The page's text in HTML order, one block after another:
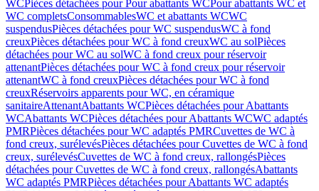
WCPièces détachées pour Pour abattants WCPour abattants WC et
WC completsConsommablesWC et abattants WCWC
suspendusPièces détachées pour WC suspendusWC à fond
creuxPièces détachées pour WC à fond creuxWC au solPièces
détachées pour WC au solWC à fond creux pour réservoir
attenantPièces détachées pour WC à fond creux pour réservoir
attenantWC à fond creuxPièces détachées pour WC à fond
creuxRéservoirs apparents pour WC, en céramique
sanitaireAttenantAbattants WCPièces détachées pour Abattants
WCAbattants WCPièces détachées pour Abattants WCWC adaptés
PMRPièces détachées pour WC adaptés PMRCuvettes de WC à
fond creux, surélevésPièces détachées pour Cuvettes de WC à fond
creux, surélevésCuvettes de WC à fond creux, rallongésPièces
détachées pour Cuvettes de WC à fond creux, rallongésAbattants
WC adaptés PMRPièces détachées pour Abattants WC adaptés